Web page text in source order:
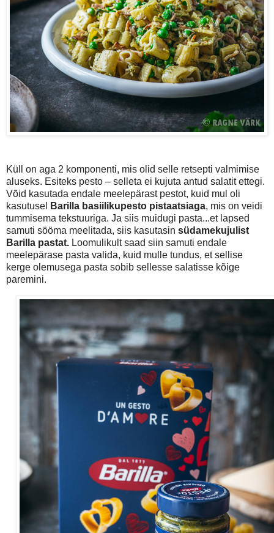
Küll on aga 2 komponenti, mis olid selle retsepti valmimise
aluseks. Esiteks pesto – selleta ei kujuta antud salatit ettegi.
Võid kasutada endale meelepärast pestot, kuid mul oli
kasutusel
Barilla basiilikupesto pistaatsiaga, mis on veidi
tummisema tekstuuriga. Ja siis muidugi pasta...et lapsed
samuti sööma meelitada, siis kasutasin südamekujulist
Barilla pastat. Loomulikult saad siin samuti endale
meelepärase pasta valida, kuid mulle tundus, et sellise
kerge olemusega pasta sobib sellesse salatisse kõige
paremini.